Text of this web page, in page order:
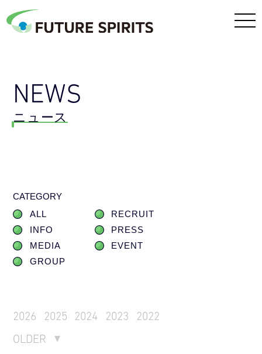
NEWS
ニュース
CATEGORY
ALL
RECRUIT
INFO
PRESS
MEDIA
EVENT
GROUP
2026 2025 2024 2023
2022
OLDER